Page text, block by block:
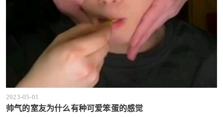
2023-05-01
帅气的室友为什么有种可爱笨蛋的感觉